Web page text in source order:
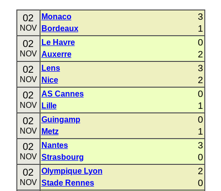
02
NOV
Monaco 3
Bordeaux 1
02
NOV
Le Havre 0
Auxerre 2
02
NOV
Lens 3
Nice 2
02
NOV
AS Cannes 0
Lille 1
02
NOV
Guingamp 0
Metz 1
02
NOV
Nantes 3
Strasbourg 0
02
NOV
Olympique Lyon 2
Stade Rennes 0